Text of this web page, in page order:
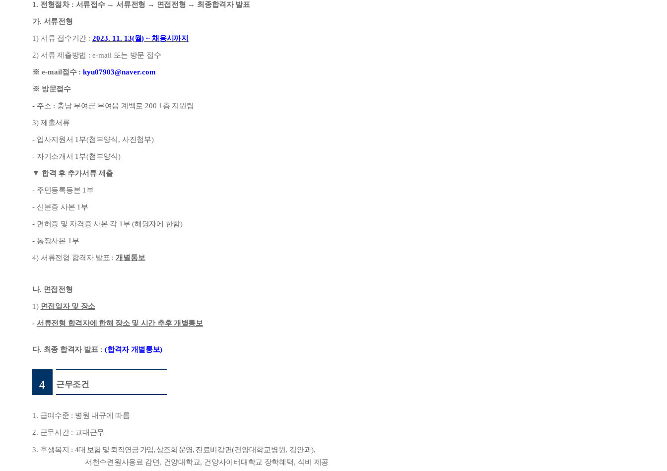
1. 전형절차 : 서류접수 →서류전형 → 면접전형 → 최종합격자 발표
가. 서류전형
1) 서류 접수기간 : 2023. 11. 13(월) ~채용시까지
2) 서류 제출방법 : e-mail 또는 방문 접수
※ e-mail접수 :kyu07903@naver.com
※ 방문접수
- 주소 : 충남 부여군 부여읍 계백로 200 1층 지원팀
3) 제출서류
- 입사지원서 1부(첨부양식, 사진첨부)
- 자기소개서 1부(첨부양식)
▼ 합격 후 추가서류 제출
- 주민등록등본 1부
- 신분증 사본 1부
- 면허증 및 자격증 사본 각 1부(해당자에 한함)
- 통장사본 1부
4) 서류전형 합격자 발표 :개별통보
나. 면접전형
1) 면접일자 및 장소
- 서류전형 합격자에 한해 장소 및 시간 추후 개별통보
다. 최종 합격자 발표 : (합격자 개별통보)
4 근무조건
1. 급여수준 : 병원 내규에 따름
2. 근무시간 : 교대근무
3. 후생복지 :4대 보험 및 퇴직연금 가입, 상조회 운영, 진료비감면(건양대학교병원, 김안과),
서천수련원사용료 감면, 건양대학교, 건양사이버대학교 장학혜택, 식비 제공